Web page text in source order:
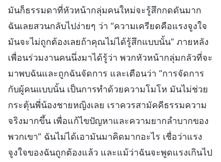
มันก็ธรรมดาที่หัวหน้ากลุ่มคนใหม่จะรู้สึกกดดันมาก
ฉันเลยสวนกลับไปง่ายๆ ว่า “ความเครียดคือแรงจูงใจ
มันจะไม่ถูกต้องเลยถ้าคุณไม่ได้รู้สึกแบบนั้น” ภายหลัง
เพื่อนร่วมงานคนนึ่งมาได้รู้ว่า พวกหัวหน้ากลุ่มกลัวที่จะ
มาพบฉันและถูกฉันจัดการ และเตือนว่า “การจัดการ
กับผู้คนแบบนั้น เป็นการทำด้วยความโมโห มันไม่ช่วย
กระตุ้นพี่น้องชายหญิงเลย เราควรสามัคคีธรรมความ
จริงมากขึ้น เพื่อแก้ไขปัญหาและความยากลำบากของ
พวกเขา” ฉันไม่ได้เอามันมาคิดมากอะไร เชื่อว่าแรง
จูงใจของฉันถูกต้องแล้ว และแม้ว่าฉันจะพูดแรงเกินไป